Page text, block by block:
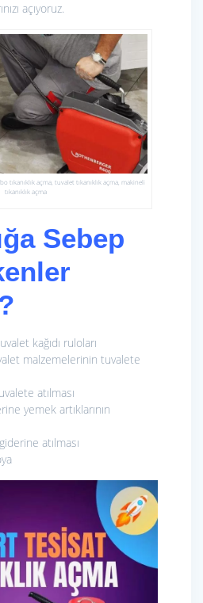
açıyoruz.
tıkanıklık açma, tuvalet tıkanıklık açma, makineli
tıkanıklık açma
Sebep
kağıdı ruloları
malzemelerinin tuvalete
atılması
yemek artıklarının
atılması